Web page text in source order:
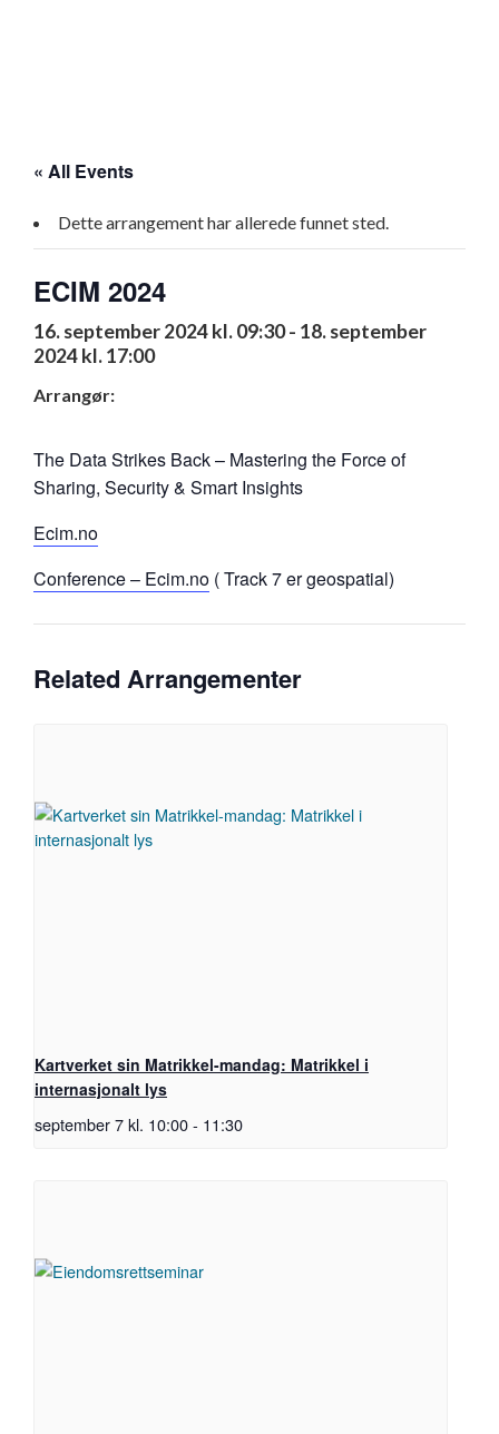
« All Events
Dette arrangement har allerede funnet sted.
ECIM 2024
16. september 2024 kl. 09:30- 18. september
2024 kl. 17:00
Arrangør:
The Data Strikes Back – Mastering the Force of
Sharing, Security & Smart Insights
Ecim.no
Conference – Ecim.no ( Track 7 er geospatial)
Related Arrangementer
Kartverket sin Matrikkel-mandag: Matrikkel i
internasjonalt lys
september 7 kl. 10:00- 11:30